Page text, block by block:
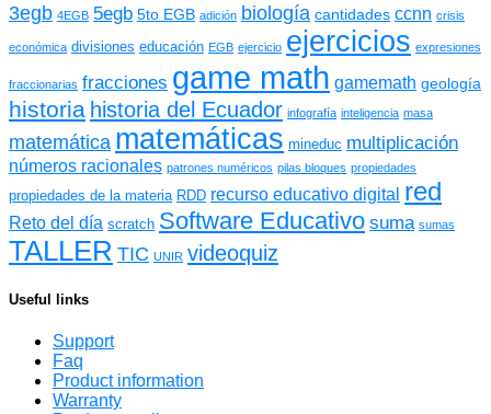
3egb 4EGB 5egb 5to EGB adición biología cantidades ccnn crisis
económica divisiones educación EGB ejercicio ejercicios expresiones
fraccionarias fracciones game math gamemath geología
historia historia del Ecuador infografía inteligencia masa
matemática matemáticas mineduc multiplicación
números racionales patrones numéricos pilas bloques propiedades
propiedades de la materia RDD recurso educativo digital red
Reto del día scratch Software Educativo suma sumas
TALLER TIC UNIR videoquiz
Useful links
Support
Faq
Product information
Warranty